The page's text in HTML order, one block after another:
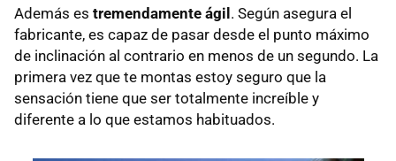
Además es tremendamente ágil. Según asegura el
fabricante, es capaz de pasar desde el punto máximo
de inclinación al contrario en menos de un segundo. La
primera vez que te montas estoy seguro que la
sensación tiene que ser totalmente increíble y
diferente a lo que estamos habituados.